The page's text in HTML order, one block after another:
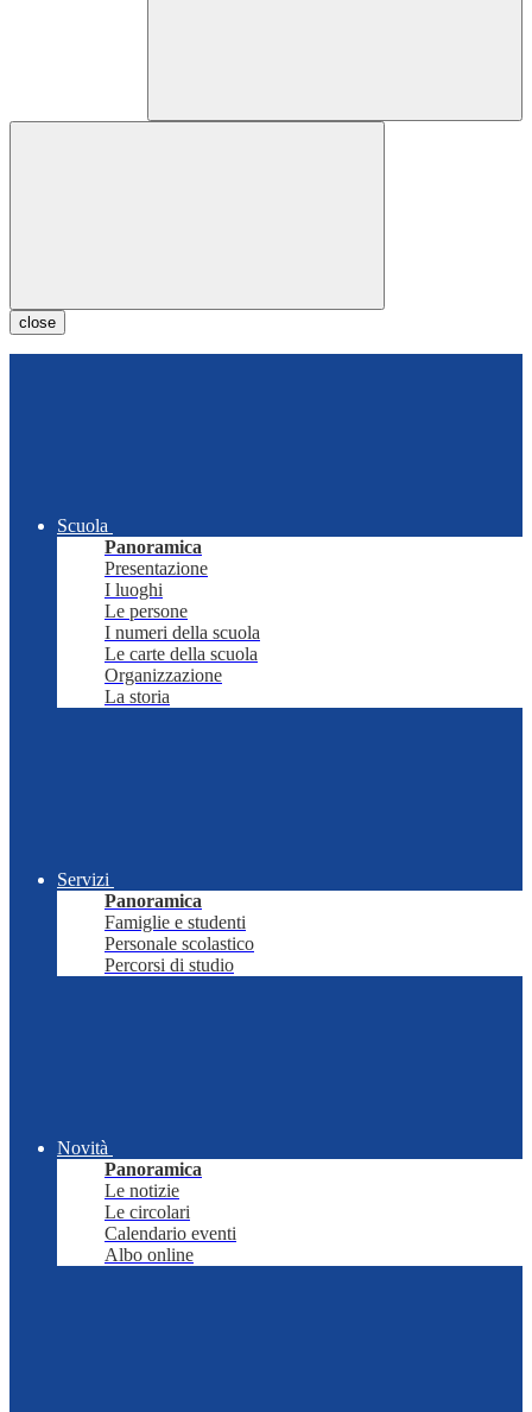
close
Scuola
Panoramica
Presentazione
I luoghi
Le persone
I numeri della scuola
Le carte della scuola
Organizzazione
La storia
Servizi
Panoramica
Famiglie e studenti
Personale scolastico
Percorsi di studio
Novità
Panoramica
Le notizie
Le circolari
Calendario eventi
Albo online